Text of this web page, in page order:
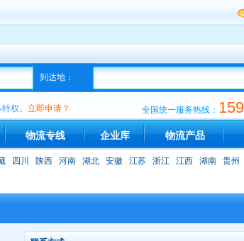
到达地：
权。 立即申请？ 全国统一服务热线：
物流专线 企业库 物流产品
四川 陕西 河南 湖北 安徽 江苏 浙江 江西 湖南 贵州